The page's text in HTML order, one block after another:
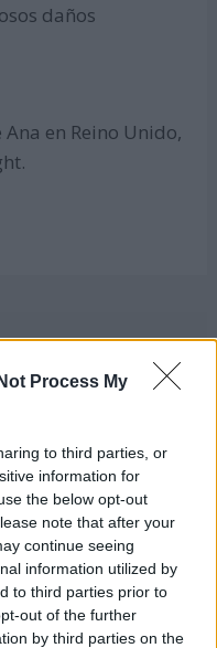
Process My
to third parties, or
information for
the below opt-out
note that after your
continue seeing
information utilized by
to third parties prior to
out of the further
by third parties on the
daños
en Reino Unido,